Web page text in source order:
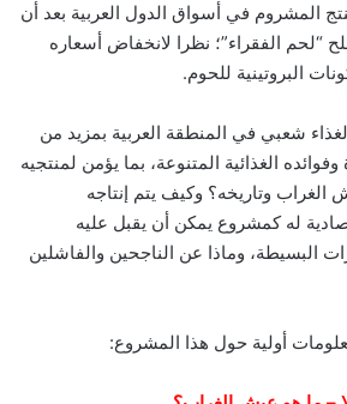
المشروم في أسواق الدول العربية بعد أن
“لحم الفقراء”؛ نظرا لانخفاض أسعاره
البروتينية للحوم.
شعبي في المنطقة العربية بمزيد من
وفوائده الغذائية المتنوعة، بما يؤمن لمنتجيه
وتاريخه؟ وكيف يتم إنتاجه
له كمشروع يمكن أن يقبل عليه
البسيطة، وماذا عن الناجحين والفاشلين
أولية حول هذا المشروع: